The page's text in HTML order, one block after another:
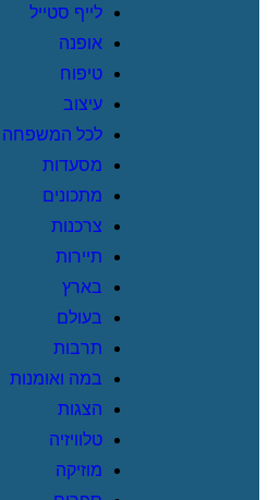
לייף סטייל
אופנה
טיפוח
עיצוב
לכל המשפחה
מסעדות
מתכונים
צרכנות
תיירות
בארץ
בעולם
תרבות
במה ואומנות
הצגות
טלוויזיה
מוזיקה